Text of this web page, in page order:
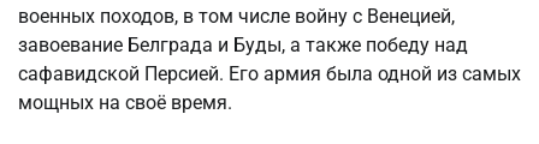
военных походов, в том числе войну с Венецией,
завоевание Белграда и Буды, а также победу над
сафавидской Персией. Его армия была одной из самых
мощных на своё время.